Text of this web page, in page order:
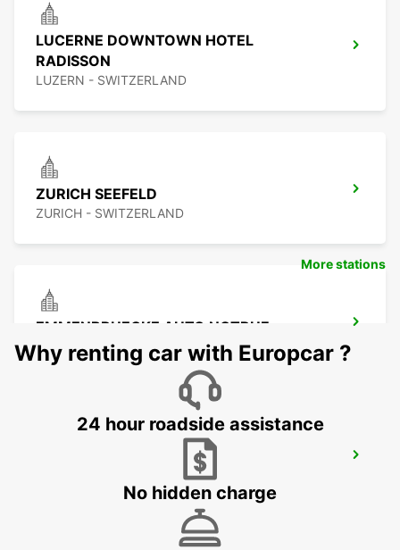
LUCERNE DOWNTOWN HOTEL
RADISSON
LUZERN - SWITZERLAND
ZURICH SEEFELD
ZURICH - SWITZERLAND
EMMENBRUECKE AUTO NOTRUF
EMMENBRUECKE - SWITZERLAND
ZURICH - SWITZERLAND
More stations
Why renting car with Europcar ?
24 hour roadside assistance
No hidden charge